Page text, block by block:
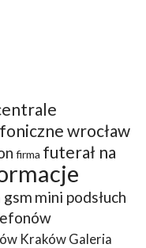
wrocław
firma futerał na
gsm mini podsłuch
Kraków Galeria